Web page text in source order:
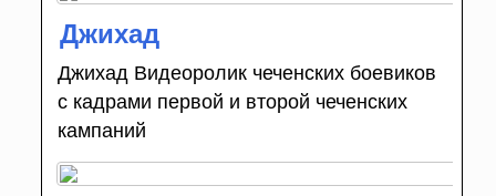
Джихад
Джихад Видеоролик чеченских боевиков
с кадрами первой и второй чеченских
кампаний